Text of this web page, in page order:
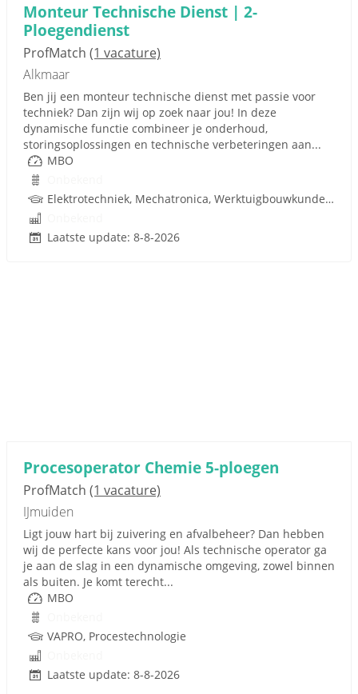
Monteur Technische Dienst | 2-
Ploegendienst
ProfMatch (1 vacature)
Alkmaar
Ben jij een monteur technische dienst met passie voor
techniek? Dan zijn wij op zoek naar jou! In deze
dynamische functie combineer je onderhoud,
storingsoplossingen en technische verbeteringen aan...
MBO
Elektrotechniek, Mechatronica, Werktuigbouwkunde, Techniek
Laatste update: 8-8-2026
Procesoperator Chemie 5-ploegen
ProfMatch (1 vacature)
IJmuiden
Ligt jouw hart bij zuivering en afvalbeheer? Dan hebben
wij de perfecte kans voor jou! Als technische operator ga
je aan de slag in een dynamische omgeving, zowel binnen
als buiten. Je komt terecht...
MBO
VAPRO, Procestechnologie
Laatste update: 8-8-2026